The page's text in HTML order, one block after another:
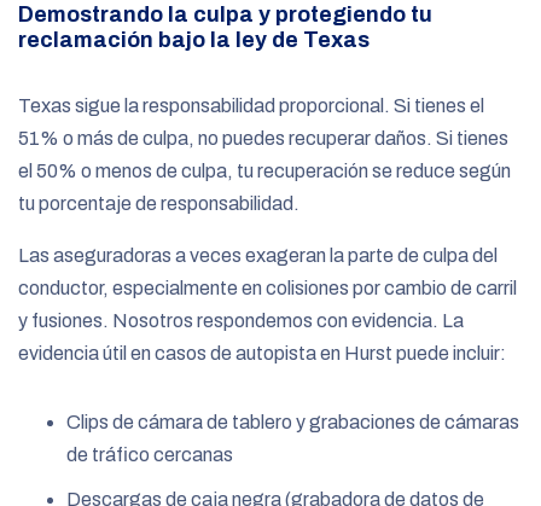
Demostrando la culpa y protegiendo tu
reclamación bajo la ley de Texas
Texas sigue la responsabilidad proporcional. Si tienes el
51% o más de culpa, no puedes recuperar daños. Si tienes
el 50% o menos de culpa, tu recuperación se reduce según
tu porcentaje de responsabilidad.
Las aseguradoras a veces exageran la parte de culpa del
conductor, especialmente en colisiones por cambio de carril
y fusiones. Nosotros respondemos con evidencia. La
evidencia útil en casos de autopista en Hurst puede incluir:
Clips de cámara de tablero y grabaciones de cámaras
de tráfico cercanas
Descargas de caja negra (grabadora de datos de